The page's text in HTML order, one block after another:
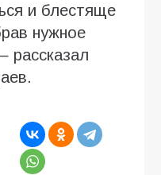
и блестяще
нужное
рассказал